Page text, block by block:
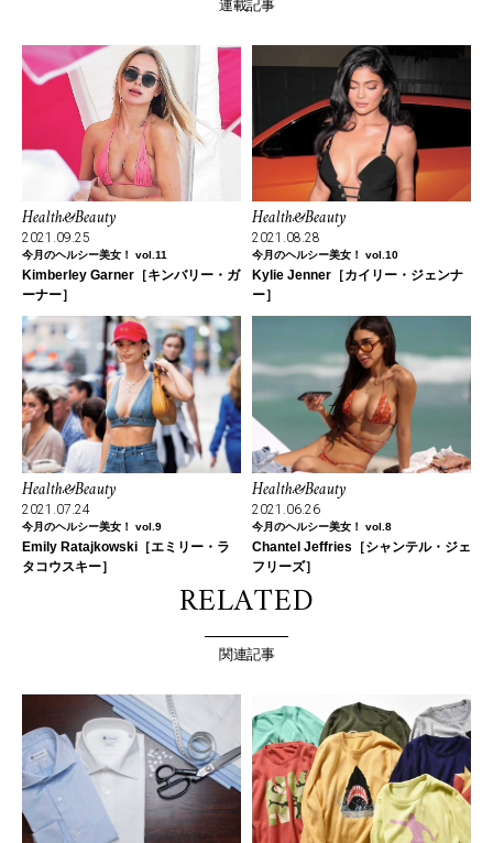
連載記事
Health&Beauty
2021.09.25
今月のヘルシー美女！ vol.11
Kimberley Garner［キンバリー・ガ
ーナー］
Health&Beauty
2021.08.28
今月のヘルシー美女！ vol.10
Kylie Jenner［カイリー・ジェンナ
ー］
Health&Beauty
2021.07.24
今月のヘルシー美女！ vol.9
Emily Ratajkowski［エミリー・ラ
タコウスキー］
Health&Beauty
2021.06.26
今月のヘルシー美女！ vol.8
Chantel Jeffries［シャンテル・ジェ
フリーズ］
RELATED
関連記事